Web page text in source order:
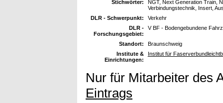
Stichwörter:
NGT, Next Generation Train,
Verbindungstechnik, Insert,
DLR - Schwerpunkt:
Verkehr
DLR -
Forschungsgebiet:
V BF - Bodengebundene
Standort:
Braunschweig
Institute &
Einrichtungen:
Institut für
Nur für Mitarbeiter des
Eintrags